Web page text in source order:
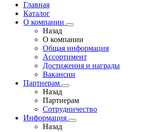
Главная
Каталог
О компании
Назад
О компании
Общая информация
Ассортимент
Достижения и награды
Вакансии
Партнерам
Назад
Партнерам
Сотрудничество
Информация
Назад